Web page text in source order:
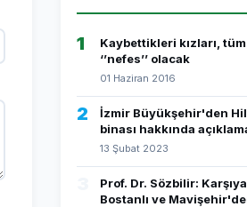
1
Kaybettikleri kızları,
‘’nefes’’ olacak
01 Haziran 2016
2
İzmir Büyükşehir'den
binası hakkında
13 Şubat 2023
Prof. Dr. Sözbilir:
Bostanlı ve